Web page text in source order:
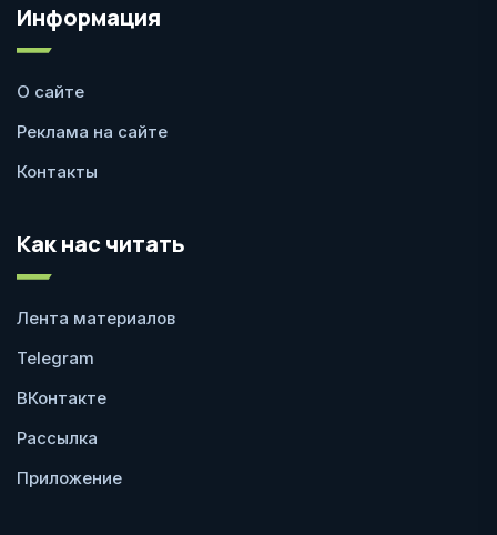
Информация
О сайте
Реклама на сайте
Контакты
Как нас читать
Лента материалов
Telegram
ВКонтакте
Рассылка
Приложение